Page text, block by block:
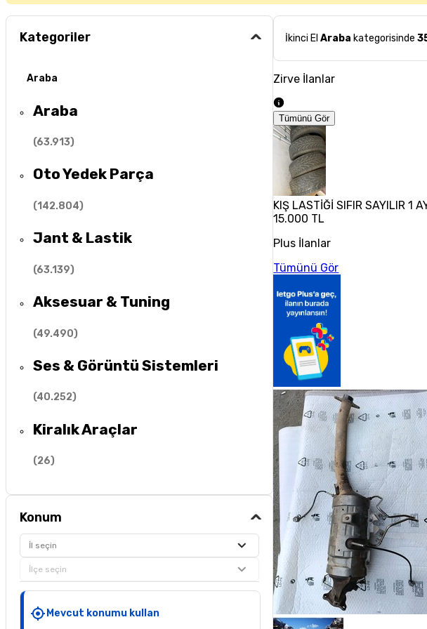
Kategoriler
Araba
Araba
(63.913)
Oto Yedek Parça
(142.804)
Jant & Lastik
(63.139)
Aksesuar & Tuning
(49.490)
Ses & Görüntü Sistemleri
(40.252)
Kiralık Araçlar
(26)
Konum
İl seçin
İlçe seçin
Mevcut konumu kullan
İkinci ElAraba kategorisinde
Zirve İlanlar
Tümünü Gör
KIŞ LASTİĞİ SIFIR SAYILIR 1
15.000 TL
Plus İlanlar
Tümünü Gör